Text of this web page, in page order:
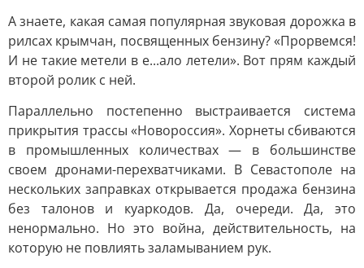
А знаете, какая самая популярная звуковая дорожка в
рилсах крымчан, посвященных бензину? «Прорвемся!
И не такие метели в е...ало летели». Вот прям каждый
второй ролик с ней.
Параллельно постепенно выстраивается система
прикрытия трассы «Новороссия». Хорнеты сбиваются
в промышленных количествах — в большинстве
своем дронами-перехватчиками. В Севастополе на
нескольких заправках открывается продажа бензина
без талонов и куаркодов. Да, очереди. Да, это
ненормально. Но это война, действительность, на
которую не повлиять заламыванием рук.